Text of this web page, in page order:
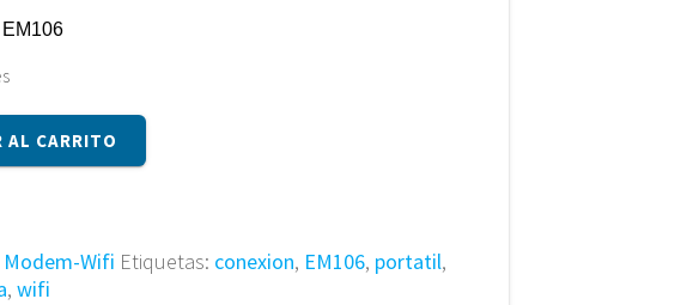
AL CARRITO
Modem-Wifi Etiquetas: conexion, EM106, portatil,
, wifi